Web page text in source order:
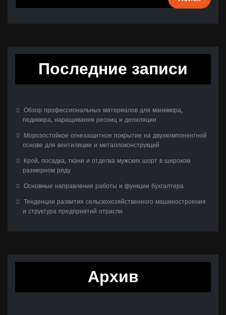
Последние записи
Обзор профессиональных материалов для маникюра,
педикюра, наращивания ресниц и депиляции
Морозостойкое огнезащитное покрытие на двухкомпонентной
основе для вентиляции и металлоконструкций
Крой, посадка, ткани и отделка мужских шорт в широком
размерном ряду
Основные направления работы и функции бухгалтера
Тенденции развития сельскохозяйственного машиностроения
и структура предприятий отрасли
Архив